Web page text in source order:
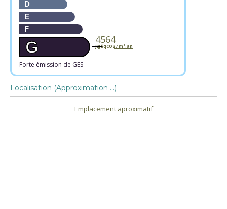
D
E
F
G
Forte émission de GES
4564
KgéqCO2 / m².an
Localisation (Approximation ...)
Emplacement aproximatif